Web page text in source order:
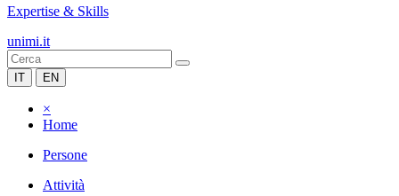
Expertise & Skills
unimi.it
IT EN
×
Home
Persone
Attività